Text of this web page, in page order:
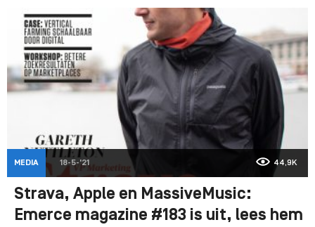
MEDIA 18-5-'21 44,9K
Strava, Apple en MassiveMusic:
Emerce magazine #183 is uit, lees hem